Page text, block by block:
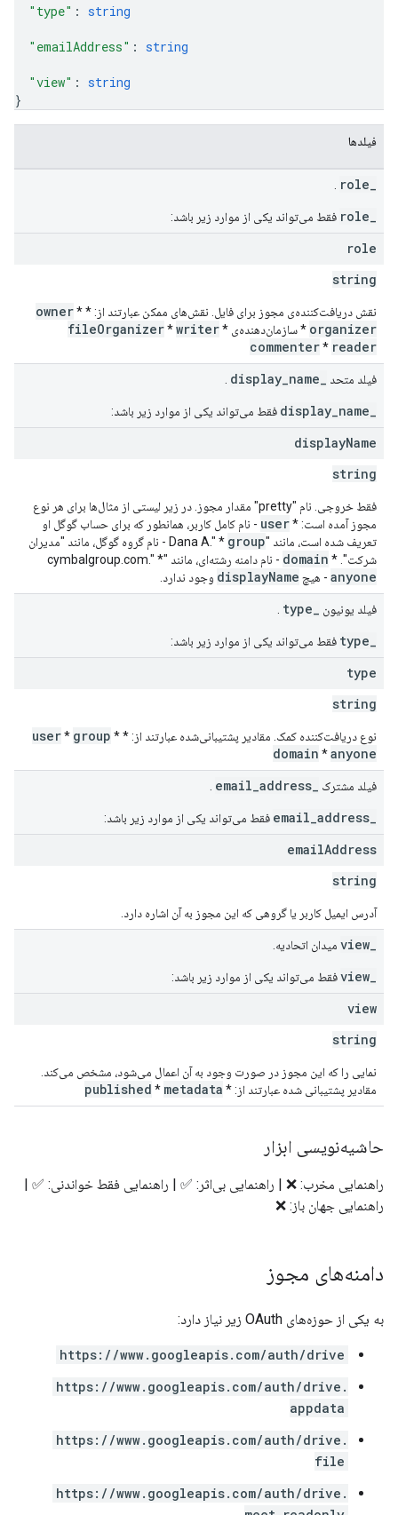
"type" : string
"emailAddress" : string
"view" : string
}
فیلدها
فقط می‌تواند یکی از موارد زیر باشد:
role
string
نقش دریافت‌کننده‌ی مجوز برای فایل. نقش‌های ممکن عبارتند از: * owner*
organizer * سازمان‌دهنده‌ی fileOrganizer*writer*
commenter* reader
فیلد متحد
فقط می‌تواند یکی از موارد زیر باشد:
displayName
string
فقط خروجی. نام "pretty" مقدار مجوز. در زیر لیستی از مثال‌ها برای هر نوع
مجوز آمده است: *user - نام کامل کاربر، همانطور که برای حساب گوگل او
تعریف شده است، مانند "Dana A." *group
- نام گروه گوگل، مانند "مدیران
شرکت". * domain - نام دامنه رشته‌ای، مانند "cymbalgroup.com." *
anyone - هیچ displayName وجود ندارد.
فیلد یونیون
فقط می‌تواند یکی از موارد زیر باشد:
type
string
نوع دریافت‌کننده کمک. مقادیر پشتیبانی‌شده عبارتند از: * user* group *
domain *anyone
فیلد مشترک
فقط می‌تواند یکی از موارد زیر باشد:
emailAddress
string
آدرس ایمیل کاربر یا گروهی که این مجوز به آن اشاره دارد.
میدان اتحادیه.
فقط می‌تواند یکی از موارد زیر باشد:
view
string
نمایی را که این مجوز در صورت وجود به آن اعمال می‌شود، مشخص می‌کند.
مقادیر پشتیبانی شده عبارتند از: *
published * metadata
حاشیه‌نویسی ابزار
راهنمایی مخرب: ❌ | راهنمایی بی‌اثر: ✅ | راهنمایی فقط خواندنی: ✅ |
راهنمایی جهان باز: ❌
دامنه‌های مجوز
به یکی از حوزه‌های OAuth زیر نیاز دارد:
https://www.googleapis.com/auth/drive
https://www.googleapis.com/auth/drive.
appdata
https://www.googleapis.com/auth/drive.
file
https://www.googleapis.com/auth/drive.